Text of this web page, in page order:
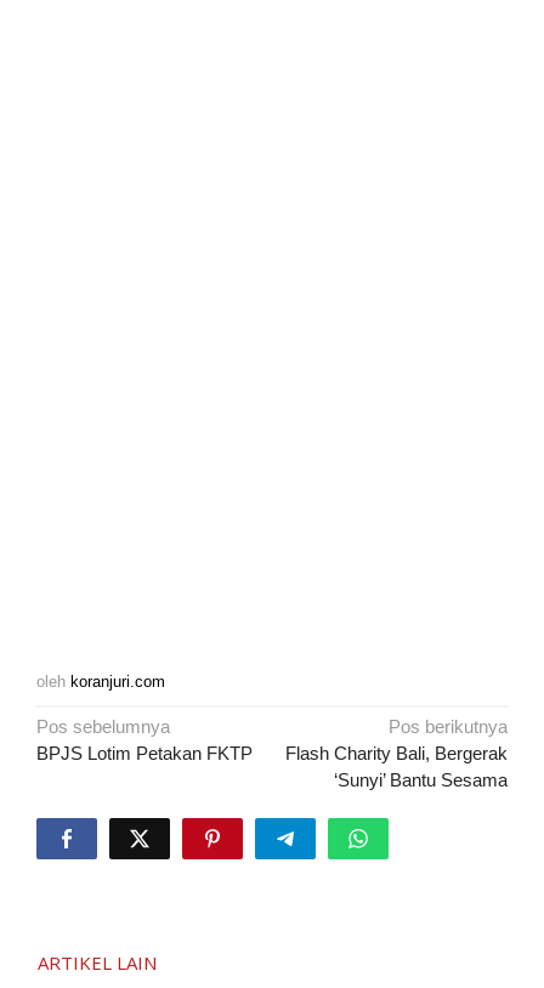
oleh koranjuri.com
Navigasi
pos
Pos sebelumnya
BPJS Lotim Petakan FKTP
Pos berikutnya
Flash Charity Bali, Bergerak
‘Sunyi’ Bantu Sesama
ARTIKEL LAIN